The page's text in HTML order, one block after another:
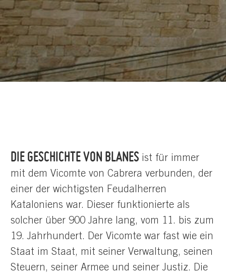
DIE GESCHICHTE VON BLANES ist für immer
mit dem Vicomte von Cabrera verbunden, der
einer der wichtigsten Feudalherren
Kataloniens war. Dieser funktionierte als
solcher über 900 Jahre lang, vom 11. bis zum
19. Jahrhundert. Der Vicomte war fast wie ein
Staat im Staat, mit seiner Verwaltung, seinen
Steuern, seiner Armee und seiner Justiz. Die